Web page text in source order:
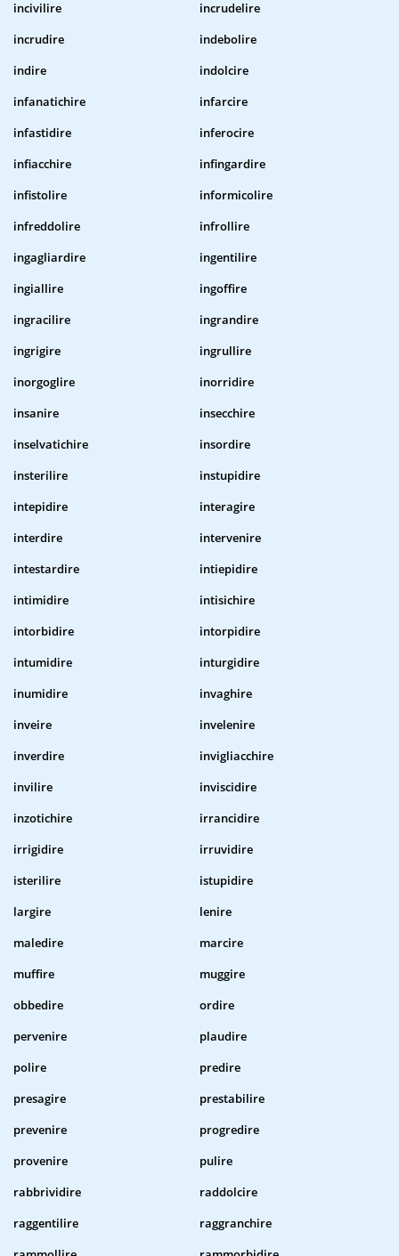
incivilire
incrudelire
incrudire
indebolire
indire
indolcire
infanatichire
infarcire
infastidire
inferocire
infiacchire
infingardire
infistolire
informicolire
infreddolire
infrollire
ingagliardire
ingentilire
ingiallire
ingoffire
ingracilire
ingrandire
ingrigire
ingrullire
inorgoglire
inorridire
insanire
insecchire
inselvatichire
insordire
insterilire
instupidire
intepidire
interagire
interdire
intervenire
intestardire
intiepidire
intimidire
intisichire
intorbidire
intorpidire
intumidire
inturgidire
inumidire
invaghire
inveire
invelenire
inverdire
invigliacchire
invilire
inviscidire
inzotichire
irrancidire
irrigidire
irruvidire
isterilire
istupidire
largire
lenire
maledire
marcire
muffire
muggire
obbedire
ordire
pervenire
plaudire
polire
predire
presagire
prestabilire
prevenire
progredire
provenire
pulire
rabbrividire
raddolcire
raggentilire
raggranchire